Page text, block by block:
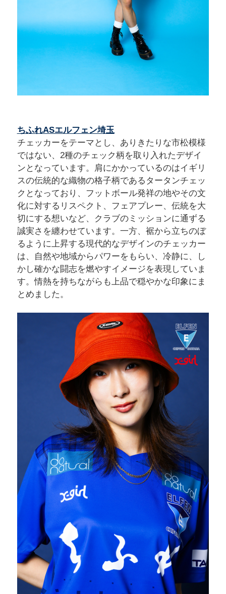
ちふれASエルフェン埼玉
チェッカーをテーマとし、ありきたりな市松模様
ではない、2種のチェック柄を取り入れたデザイ
ンとなっています。肩にかかっているのはイギリ
スの伝統的な織物の格子柄であるタータンチェッ
クとなっており、フットボール発祥の地やその文
化に対するリスペクト、フェアプレー、伝統を大
切にする想いなど、クラブのミッションに通ずる
誠実さを纏わせています。一方、裾から立ちのぼ
るように上昇する現代的なデザインのチェッカー
は、自然や地域からパワーをもらい、冷静に、し
かし確かな闘志を燃やすイメージを表現していま
す。情熱を持ちながらも上品で穏やかな印象にま
とめました。